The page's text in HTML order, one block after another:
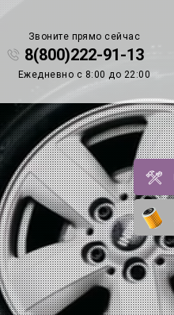
Звоните прямо сейчас
8(800)222-91-13
Ежедневно с 8:00 до 22:00